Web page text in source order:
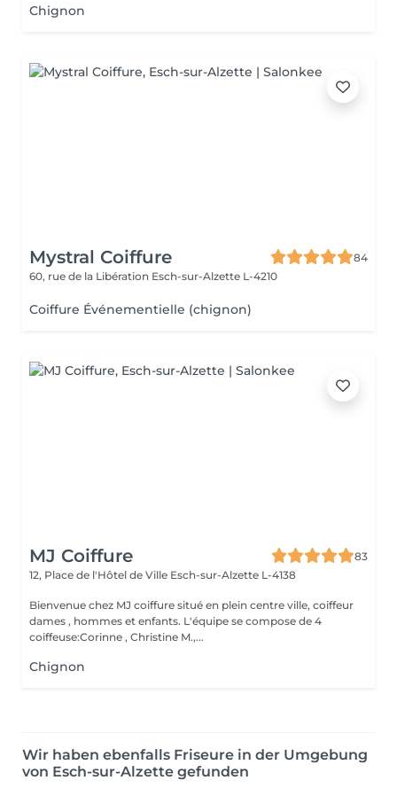
Chignon
Mystral Coiffure
84
60, rue de la Libération Esch-sur-Alzette L-4210
Coiffure Événementielle (chignon)
MJ Coiffure
83
12, Place de l'Hôtel de Ville Esch-sur-Alzette L-4138
Bienvenue chez MJ coiffure situé en plein centre ville, coiffeur
dames , hommes et enfants. L'équipe se compose de 4
coiffeuse:Corinne , Christine M.,...
Chignon
Wir haben ebenfalls Friseure in der Umgebung
von Esch-sur-Alzette gefunden